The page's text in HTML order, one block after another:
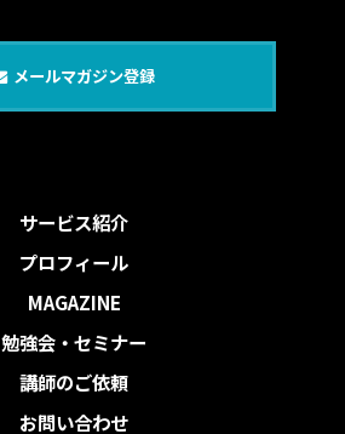
メールマガジン登録
サービス紹介
プロフィール
MAGAZINE
勉強会・セミナー
講師のご依頼
お問い合わせ